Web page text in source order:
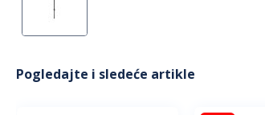
Pogledajte i sledeće artikle